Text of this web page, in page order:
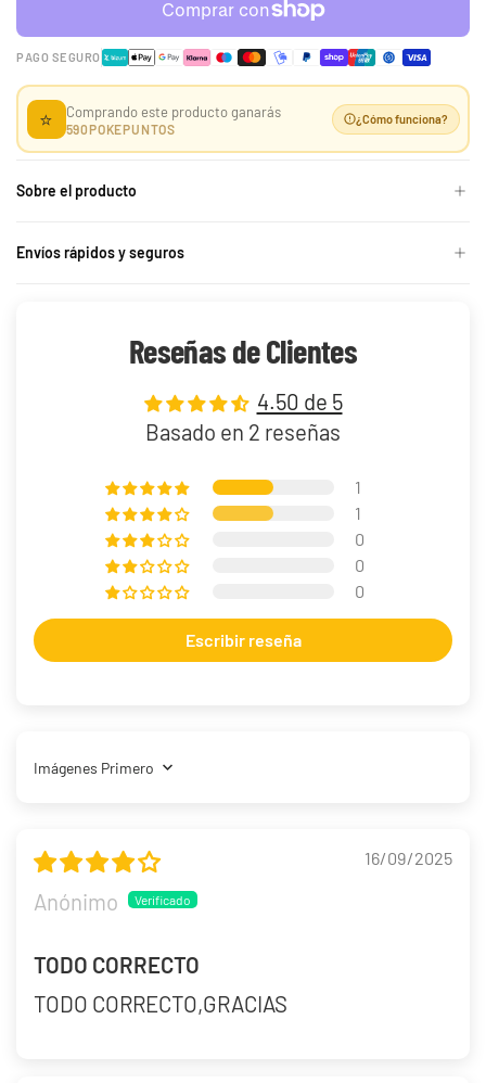
Build and Battle
¡Última unidad!
30th Celebration
PAGO SEGURO
⭐ Comprando este producto ganarás
590POKEPUNTOS
¿Cómo funciona?
Sobre el producto
Envíos rápidos y seguros
Reseñas de Clientes
4.50 de 5
Basado en 2 reseñas
1
1
0
0
0
Escribir reseña
Sort by
16/09/2025
Anónimo
TODO CORRECTO
TODO CORRECTO,GRACIAS